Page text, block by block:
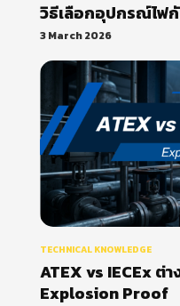
วิธีเลือกอุปกรณ์ไฟกั
3 March 2026
TECHNICAL KNOWLEDGE
ATEX vs IECEx ต่
Explosion Proof